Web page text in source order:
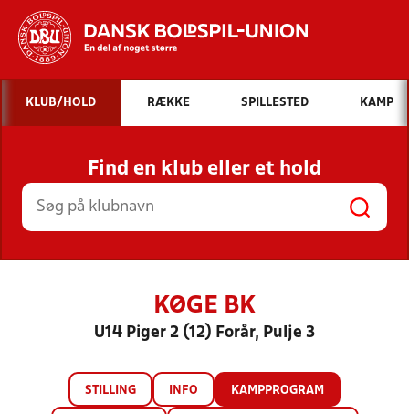
Hvad vil du søge efter?
INDHOLD OG NYHEDER
STILLINGER, RESULTATER, KLUBBER OG
HOLD
KLUB/HOLD RÆKKE SPILLESTED KAMP
Find en klub eller et hold
KØGE BK
U14 Piger 2 (12) Forår, Pulje 3
STILLING INFO KAMPPROGRAM